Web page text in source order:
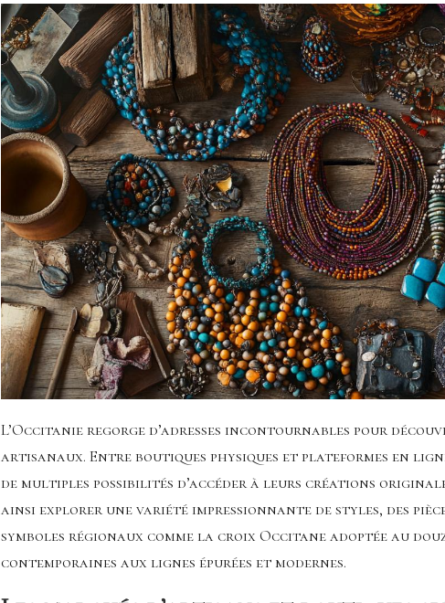
L’Occitanie regorge d’adresses incontournables pour
artisanaux. Entre boutiques physiques et plateformes en
de multiples possibilités d’accéder à leurs créations
ainsi explorer une variété impressionnante de styles, des
symboles régionaux comme la croix Occitane adoptée au
contemporaines aux lignes épurées et modernes.